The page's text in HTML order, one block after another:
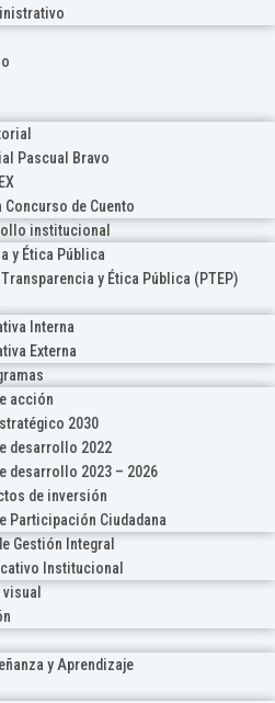
Pascual Bravo
de Cuento
institucional
y Ética Pública
y Ética Pública (PTEP)
Interna
Externa
acción
2030
desarrollo 2022
desarrollo 2023 – 2026
de inversión
Participación Ciudadana
Gestión Integral
Institucional
y Aprendizaje